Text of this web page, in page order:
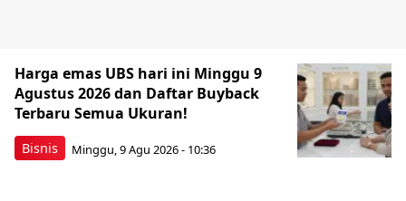
Bisnis
Harga emas UBS hari ini Minggu 9
Agustus 2026 dan Daftar Buyback
Terbaru Semua Ukuran!
Minggu, 9 Agu 2026 - 10:36